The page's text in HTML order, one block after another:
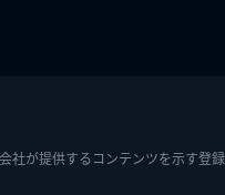
社が提供するコンテンツを示す登